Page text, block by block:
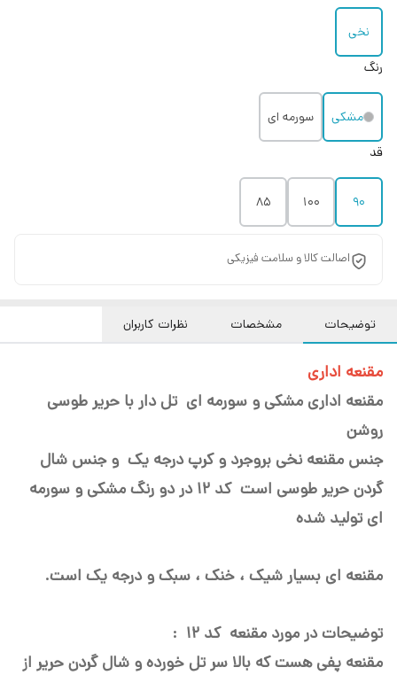
نخی
رنگ
مشکی
سورمه ای
قد
۹۰ ۱۰۰ 85
اصالت کالا و سلامت فیزیکی
توضیحات مشخصات نظرات کاربران
مقنعه اداری
مقنعه اداری مشکی و سورمه ای تل دار با حریر طوسی
روشن
جنس مقنعه نخی بروجرد و کرپ درجه یک و جنس شال
گردن حریر طوسی است کد 12 در دو رنگ مشکی و سورمه
ای تولید شده
مقنعه ای بسیار شیک ، خنک ، سبک و درجه یک است.
توضیحات در مورد مقنعه کد 12 :
مقنعه پفی هست که بالا سر تل خورده و شال گردن حریر از